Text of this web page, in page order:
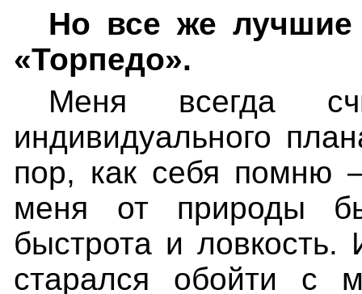
Но все же
«Торпедо».
Меня всегда
индивидуального
пор, как себя
меня от природы
быстрота и
старался обойти с